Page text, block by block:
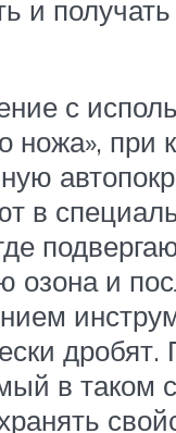
и
с
ножа», при
в
озона и
дробят.
в таком